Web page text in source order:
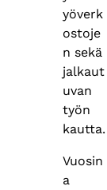
yöverk
ostoje
n sekä
jalkaut
uvan
työn
kautta.
Vuosin
a